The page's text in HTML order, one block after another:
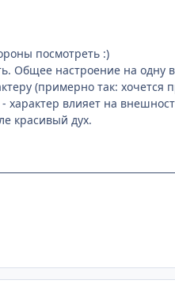
посмотреть :)
Общее настроение на одну
(примерно так: хочется
характер влияет на
красивый дух.